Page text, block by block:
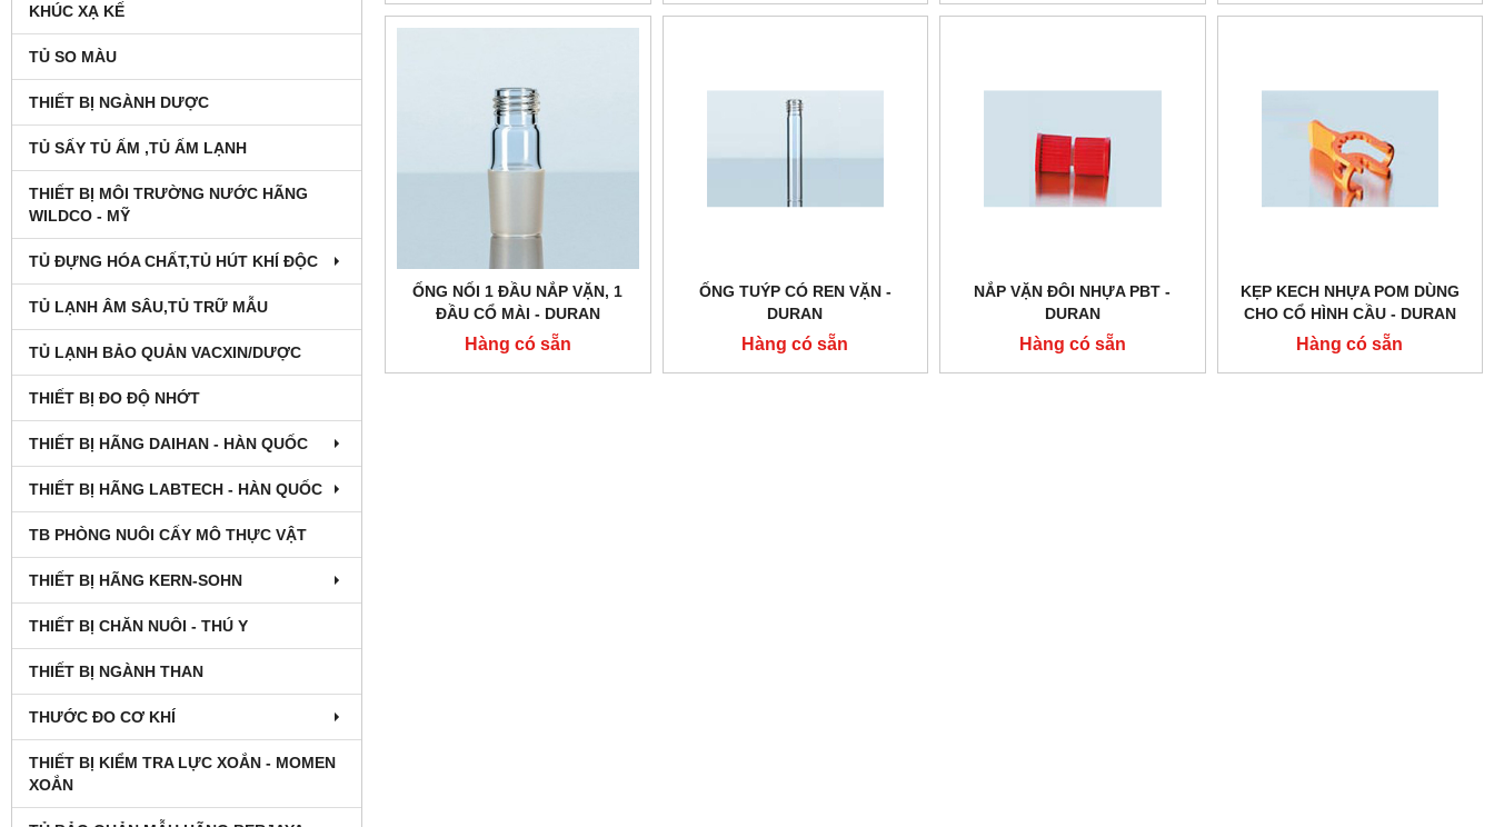
KHÚC XẠ KẾ
TỦ SO MÀU
THIẾT BỊ NGÀNH DƯỢC
TỦ SẤY TỦ ẤM ,TỦ ẤM LẠNH
THIẾT BỊ MÔI TRƯỜNG NƯỚC HÃNG
WILDCO - MỸ
TỦ ĐỰNG HÓA CHẤT,TỦ HÚT KHÍ ĐỘC
TỦ LẠNH ÂM SÂU,TỦ TRỮ MẪU
TỦ LẠNH BẢO QUẢN VACXIN/DƯỢC
THIẾT BỊ ĐO ĐỘ NHỚT
THIẾT BỊ HÃNG DAIHAN - HÀN QUỐC
THIẾT BỊ HÃNG LABTECH - HÀN QUỐC
TB PHÒNG NUÔI CẤY MÔ THỰC VẬT
THIẾT BỊ HÃNG KERN-SOHN
THIẾT BỊ CHĂN NUÔI - THÚ Y
THIẾT BỊ NGÀNH THAN
THƯỚC ĐO CƠ KHÍ
THIẾT BỊ KIỂM TRA LỰC XOẮN - MOMEN
XOẮN
ỐNG NỐI 1 ĐẦU NẮP VẶN, 1
ĐẦU CỔ MÀI - DURAN
Hàng có sẵn
ỐNG TUÝP CÓ REN VẶN -
DURAN
Hàng có sẵn
NẮP VẶN ĐÔI NHỰA PBT -
DURAN
Hàng có sẵn
KẸP KECH NHỰA POM DÙNG
CHO CỔ HÌNH CẦU - DURAN
Hàng có sẵn